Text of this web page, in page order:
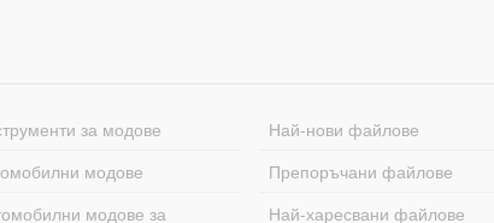
за модове
модове
модове за
Най-нови файлове
Препоръчани файлове
Най-харесвани файлове